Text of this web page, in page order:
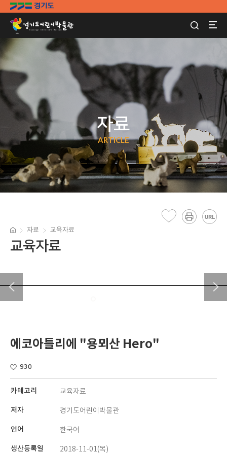
자료
ARTICLE
자료 교육자료
교육자료
에코아틀리에 "용뫼산 Hero"
930
카테고리 교육자료
저자 경기도어린이박물관
언어 한국어
생산등록일 2018-11-01(목)